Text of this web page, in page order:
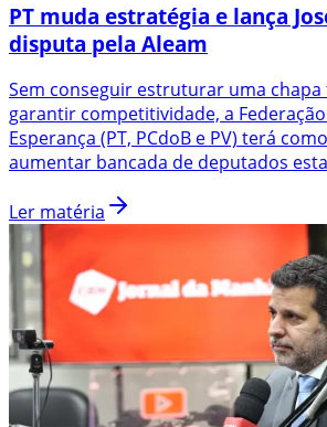
PT muda estratégia e lança
disputa pela Aleam
Sem conseguir estruturar uma chapa
garantir competitividade, a
Esperança (PT, PCdoB e PV) terá
aumentar bancada de deputados
Ler matéria